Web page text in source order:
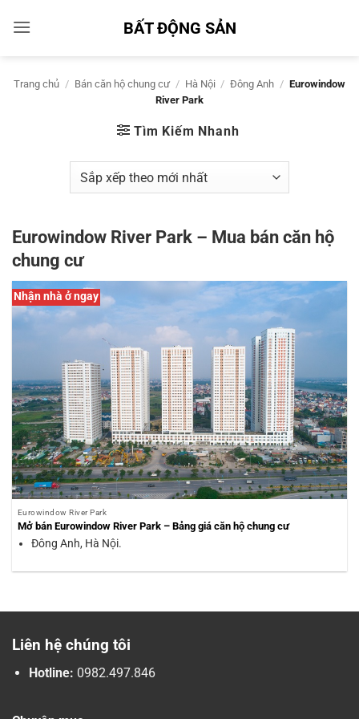
qua
BẤT ĐỘNG SẢN
Trang chủ / Bán căn hộ chung cư / Hà Nội / Đông Anh / Eurowindow
River Park
Tìm Kiếm Nhanh
Eurowindow River Park – Mua bán căn hộ
chung cư
Nhận nhà ở ngay
Eurowindow River Park
Mở bán Eurowindow River Park – Bảng giá căn hộ chung cư
Đông Anh, Hà Nội.
Liên hệ chúng tôi
Hotline: 0982.497.846